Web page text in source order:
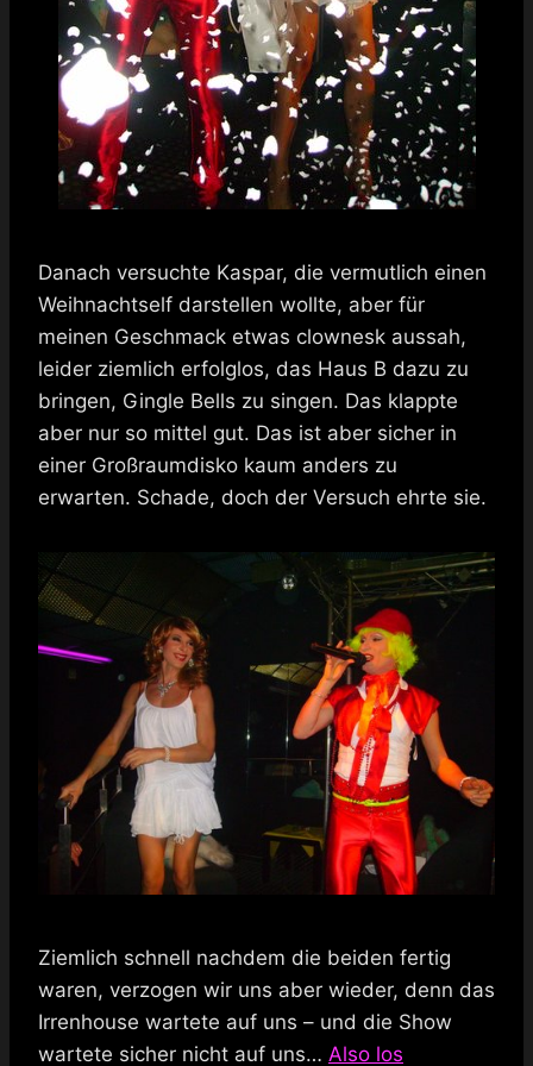
Danach versuchte Kaspar, die vermutlich einen
Weihnachtself darstellen wollte, aber für
meinen Geschmack etwas clownesk aussah,
leider ziemlich erfolglos, das Haus B dazu zu
bringen, Gingle Bells zu singen. Das klappte
aber nur so mittel gut. Das ist aber sicher in
einer Großraumdisko kaum anders zu
erwarten. Schade, doch der Versuch ehrte sie.
Ziemlich schnell nachdem die beiden fertig
waren, verzogen wir uns aber wieder, denn das
Irrenhouse wartete auf uns – und die Show
wartete sicher nicht auf uns… Also los